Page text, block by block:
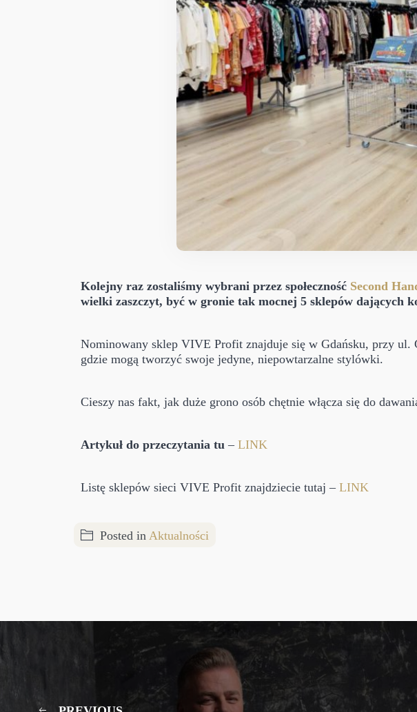
Kolejny raz zostaliśmy wybrani przez społeczność Second
wielki zaszczyt, być w gronie tak mocnej 5 sklepów dających
Nominowany sklep VIVE Profit znajduje się w Gdańsku, przy
gdzie mogą tworzyć swoje jedyne, niepowtarzalne stylówki.
Cieszy nas fakt, jak duże grono osób chętnie włącza się do
Artykuł do przeczytania tu – LINK
Listę sklepów sieci VIVE Profit znajdziecie tutaj – LINK
Posted in Aktualności